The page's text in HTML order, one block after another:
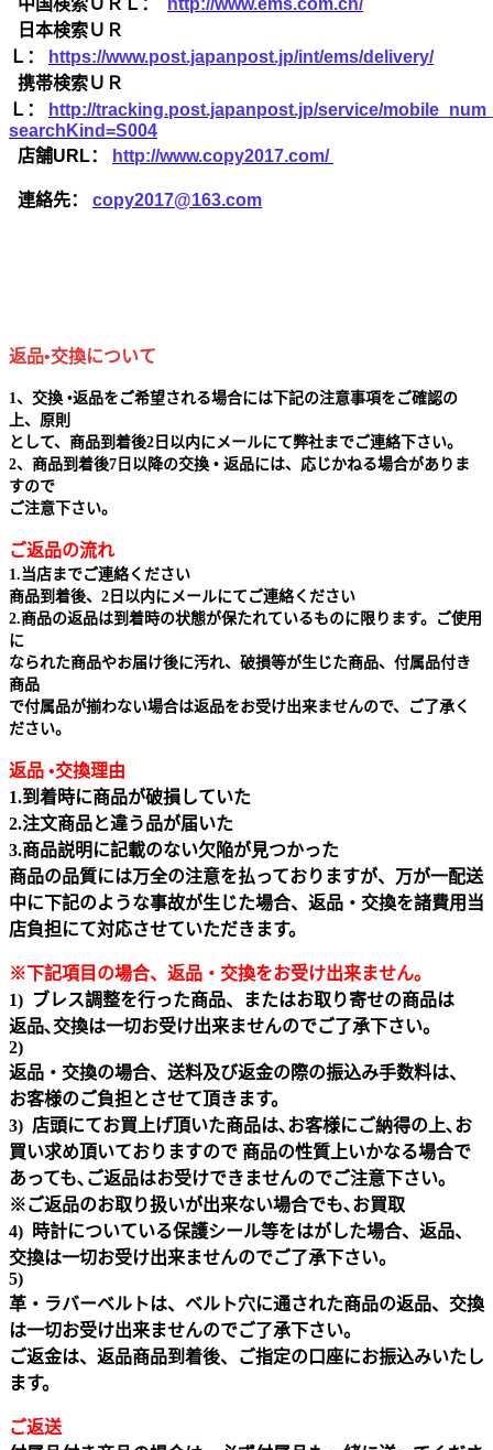
日本検索ＵＲ
Ｌ：
https://www.post.japanpost.jp/int/ems/delivery/
携帯検索ＵＲ
Ｌ：
http://tracking.post.japanpost.jp/service/
searchKind=S004
店舗URL：
http://www.copy2017.com/
連絡先： copy2017@163.com
返品•交換について
1、交換 •返品をご希望される場合には下記の注意事項をご確認の
上、原則
として、商品到着後2日以内にメールにて弊社までご連絡下さい。
2、商品到着後7日以降の交換 • 返品には、応じかねる場合がありま
すので
ご注意下さい。
ご返品の流れ
1.当店までご連絡ください
商品到着後、2日以内にメールにてご連絡ください
2.商品の返品は到着時の状態が保たれているものに限ります。ご使用
に
なられた商品やお届け後に汚れ、破損等が生じた商品、付属品付き
商品
で付属品が揃わない場合は返品をお受け出来ませんので、ご了承く
ださい。
返品 •交換理由
1.到着時に商品が破損していた
2.注文商品と違う品が届いた
3.商品説明に記載のない欠陥が見つかった
商品の品質には万全の注意を払っておりますが、万が一配送
中に下記のような事故が生じた場合、返品・交換を諸費用当
店負担にて対応させていただきます。
※下記項目の場合、返品・交換をお受け出来ません｡
1) ブレス調整を行った商品、またはお取り寄せの商品は
返品､交換は一切お受け出来ませんのでご了承下さい。
2)
返品・交換の場合、送料及び返金の際の振込み手数料は、
お客様のご負担とさせて頂きます。
3) 店頭にてお買上げ頂いた商品は､お客様にご納得の上､お
買い求め頂いておりますので 商品の性質上いかなる場合で
あっても､ご返品はお受けできませんのでご注意下さい｡
※ご返品のお取り扱いが出来ない場合でも､お買取
4) 時計についている保護シール等をはがした場合、返品、
交換は一切お受け出来ませんのでご了承下さい。
5)
革・ラバーベルトは、ベルト穴に通された商品の返品、交換
は一切お受け出来ませんのでご了承下さい。
ご返金は、返品商品到着後、ご指定の口座にお振込みいたし
ます。
ご返送